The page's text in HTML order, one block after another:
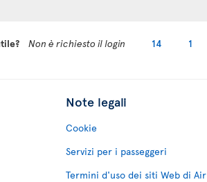
Non è richiesto il login 14 1
Note legali
Cookie
Servizi per i passeggeri
Termini d'uso dei siti Web di Air